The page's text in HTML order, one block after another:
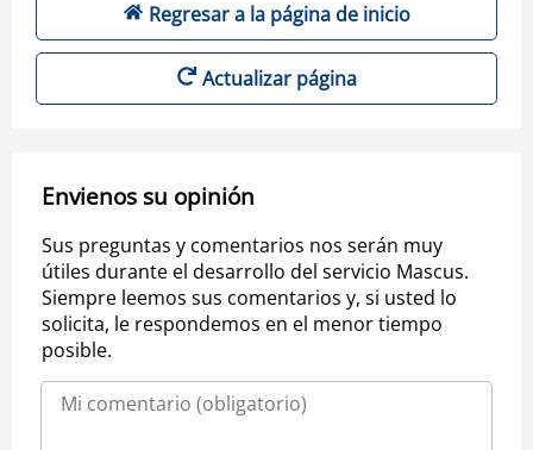
Regresar a la página de inicio
Actualizar página
Envienos su opinión
Sus preguntas y comentarios nos serán muy
útiles durante el desarrollo del servicio Mascus.
Siempre leemos sus comentarios y, si usted lo
solicita, le respondemos en el menor tiempo
posible.